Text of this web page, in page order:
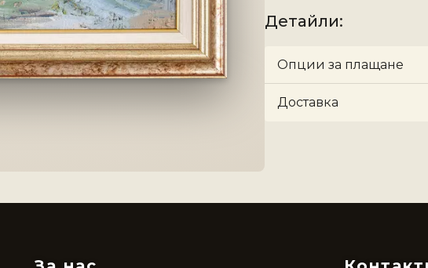
Детайли:
Опции за плащане
Доставка